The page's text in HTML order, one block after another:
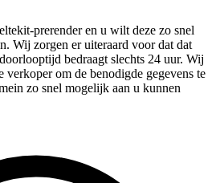
prerender en u wilt deze zo snel
Wij zorgen er uiteraard voor dat dat
bedraagt slechts 24 uur. Wij
verkoper om de benodigde gegevens te
zo snel mogelijk aan u kunnen